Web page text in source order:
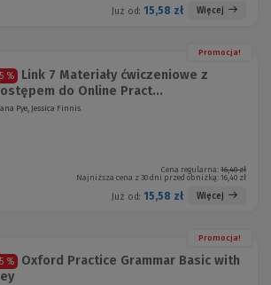
Już od: 15,58 zł Więcej
Promocja!
%
Link 7 Materiały ćwiczeniowe z
do Online Pract...
Pye, Jessica Finnis
Cena regularna: 16,40 zł
Najniższa cena z 30 dni przed obniżką: 16,40 zł
Już od: 15,58 zł Więcej
Promocja!
%
Oxford Practice Grammar Basic with